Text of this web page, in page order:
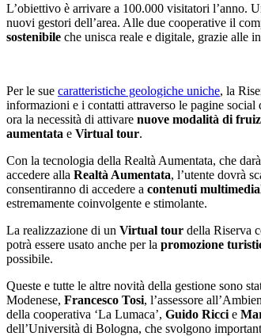
L’obiettivo è arrivare a 100.000 visitatori l’anno.
nuovi gestori dell’area. Alle due cooperative il
sostenibile che unisca reale e digitale, grazie alle
Per le sue caratteristiche geologiche uniche, la
informazioni e i contatti attraverso le pagine
ora la necessità di attivare nuove modalità di
aumentata e Virtual tour.
Con la tecnologia della Realtà Aumentata, che
accedere alla Realtà Aumentata, l’utente dovrà
consentiranno di accedere a contenuti
estremamente coinvolgente e stimolante.
La realizzazione di un Virtual tour della Riserva
potrà essere usato anche per la promozione
possibile.
Queste e tutte le altre novità della gestione sono
Modenese, Francesco Tosi, l’assessore
della cooperativa ‘La Lumaca’, Guido Ricci e
dell’Università di Bologna, che svolgono